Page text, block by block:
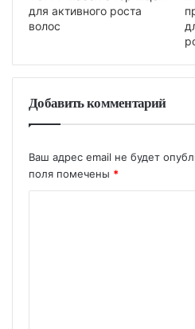
для активного роста
волос
Добавить комментарий
Ваш адрес email не будет
поля помечены *